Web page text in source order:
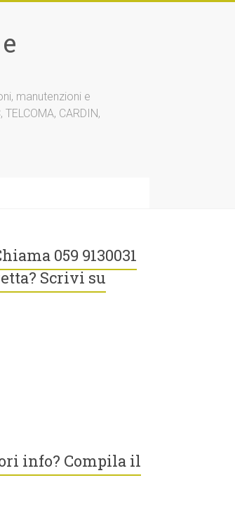
manutenzioni e
CARDIN,
059 9130031
Scrivi su
info? Compila il